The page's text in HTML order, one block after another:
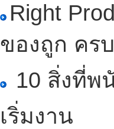
Right
ของถูก คร
10 สิ่งที่พ
เริ่มงาน